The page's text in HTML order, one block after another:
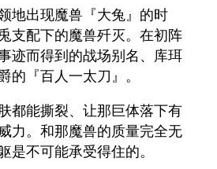
地出现魔兽『大兔』的时
支配下的魔兽歼灭。在初阵
迹而得到的战场别名、库珥
的『百人一太刀』。
都能撕裂、让那巨体落下有
力。和那魔兽的质量完全无
是不可能承受得住的。